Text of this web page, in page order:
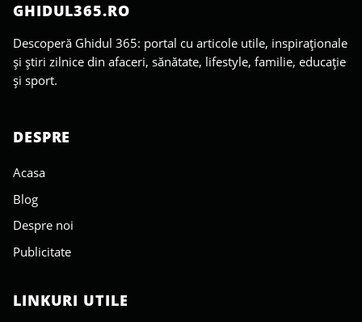
GHIDUL365.RO
Descoperă Ghidul 365: portal cu articole utile, inspiraționale
și știri zilnice din afaceri, sănătate, lifestyle, familie, educație
și sport.
DESPRE
Acasa
Blog
Despre noi
Publicitate
LINKURI UTILE